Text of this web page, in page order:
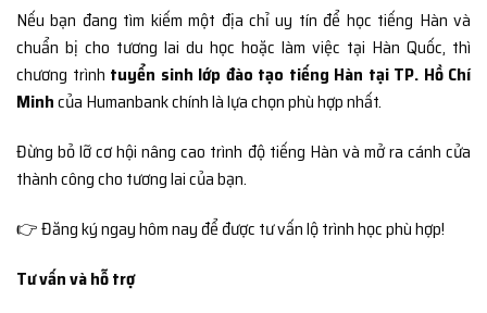
Nếu bạn đang tìm kiếm một địa chỉ uy tín để học tiếng Hàn và
chuẩn bị cho tương lai du học hoặc làm việc tại Hàn Quốc, thì
chương trình tuyển sinh lớp đào tạo tiếng Hàn tại TP. Hồ Chí
Minhcủa Humanbank chính là lựa chọn phù hợp nhất.
Đừng bỏ lỡ cơ hội nâng cao trình độ tiếng Hàn và mở ra cánh cửa
thành công cho tương lai của bạn.
👉 Đăng ký ngay hôm nay để được tư vấn lộ trình học phù hợp!
Tư vấn và hỗ trợ